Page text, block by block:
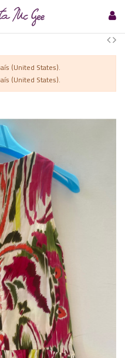
(United States).
(United States).